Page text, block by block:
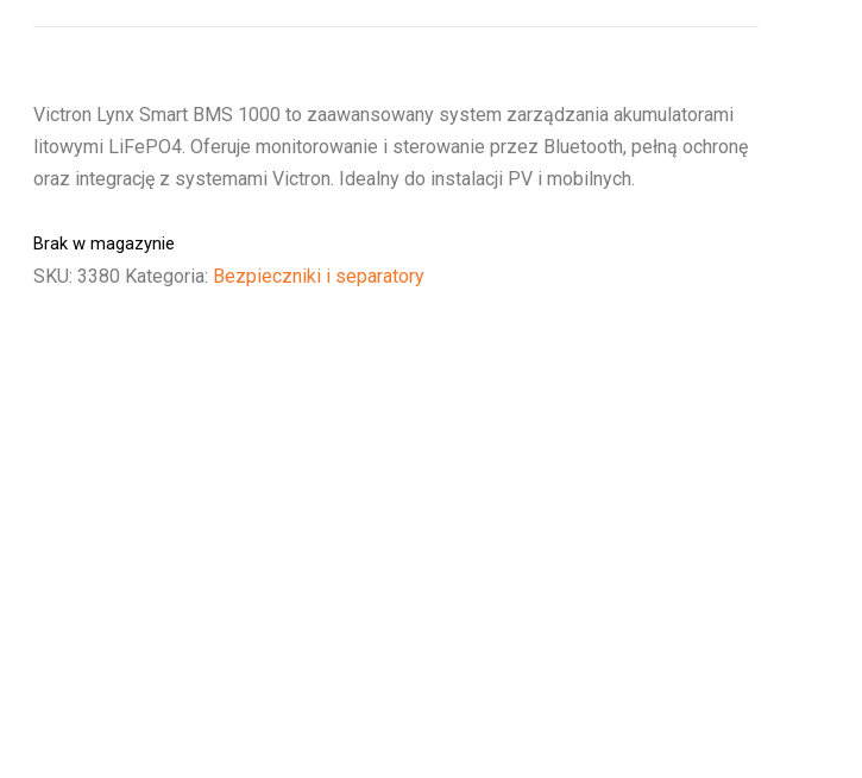
Victron Lynx Smart BMS 1000 to zaawansowany system zarządzania akumulatorami
litowymi LiFePO4. Oferuje monitorowanie i sterowanie przez Bluetooth, pełną ochronę
oraz integrację z systemami Victron. Idealny do instalacji PV i mobilnych.
Brak w magazynie
SKU: 3380 Kategoria: Bezpieczniki i separatory